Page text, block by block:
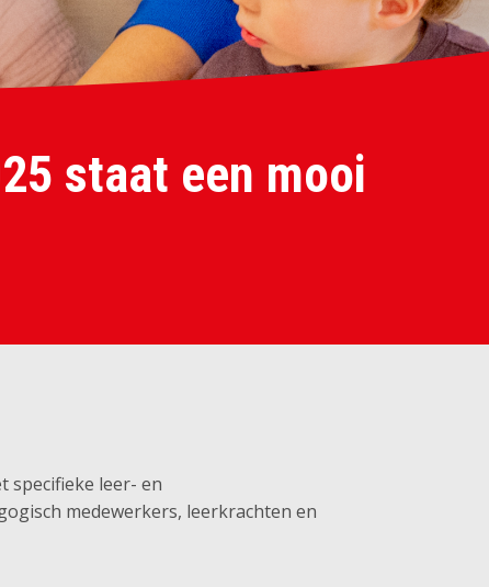
staat een mooi
specifieke leer- en
medewerkers, leerkrachten en